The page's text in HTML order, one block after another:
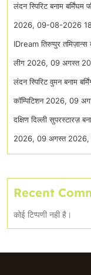
लंदन स्पिरिट बनाम बर्मिंघम
2026, 09-08-2026
IDream तिरुप्पुर तमिज़ान्स
लीग 2026, 09 अगस्त
लंदन स्पिरिट वुमन बनाम
कॉम्पिटिशन 2026, 09
दक्षिण दिल्ली सुपरस्टारज़
2026, 09 अगस्त 2026,
Recent
कोई टिप्पणी नही है।